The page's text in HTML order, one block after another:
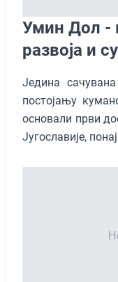
Умин Дол -
развоја и
Једина
постојању
основали први
Југославије,